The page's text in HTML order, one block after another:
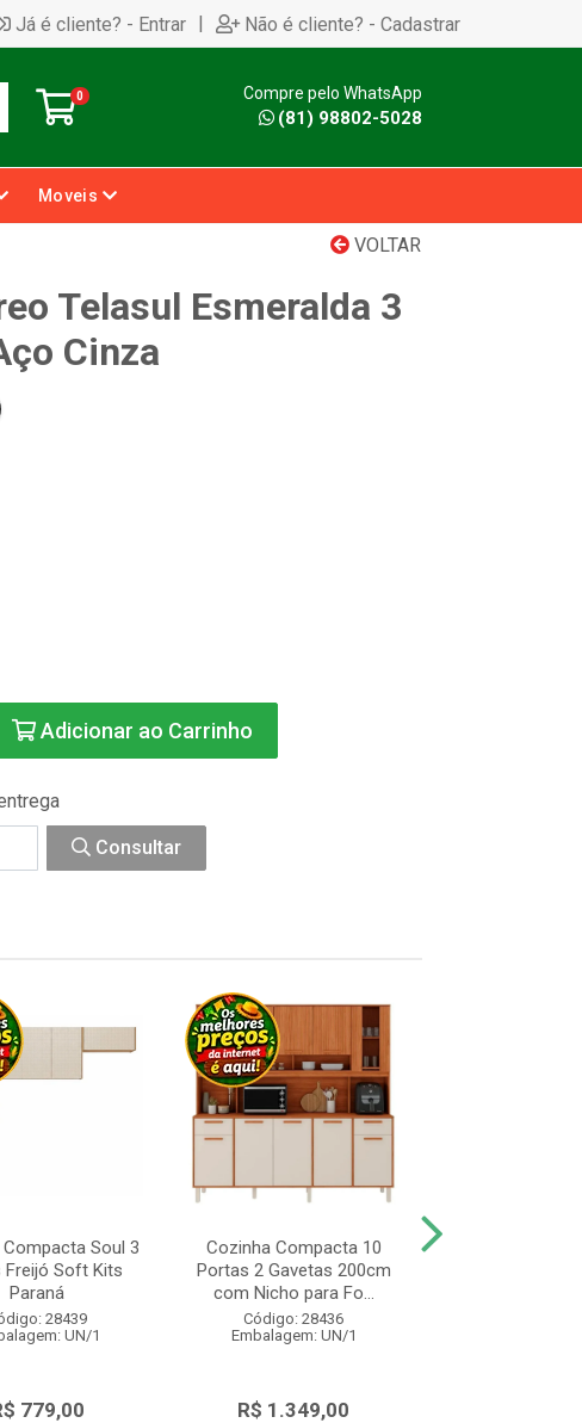
Já é cliente? - Entrar | Não é cliente? - Cadastrar
0 Compre pelo WhatsApp
(81) 98802-5028
Moveis
VOLTAR
Telasul Esmeralda 3
Cinza
Adicionar ao Carrinho
Consultar
Soul 3
Freijó Soft Kits
Paraná
28439
UN/1
779,00
Cozinha Compacta 10
Portas 2 Gavetas 200cm
com Nicho para Fo...
Código: 28436
Embalagem: UN/1
R$ 1.349,00